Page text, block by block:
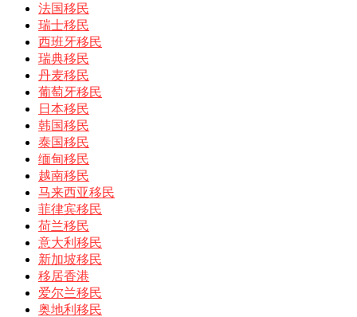
法国移民
瑞士移民
西班牙移民
瑞典移民
丹麦移民
葡萄牙移民
日本移民
韩国移民
泰国移民
缅甸移民
越南移民
马来西亚移民
菲律宾移民
荷兰移民
意大利移民
新加坡移民
移居香港
爱尔兰移民
奥地利移民